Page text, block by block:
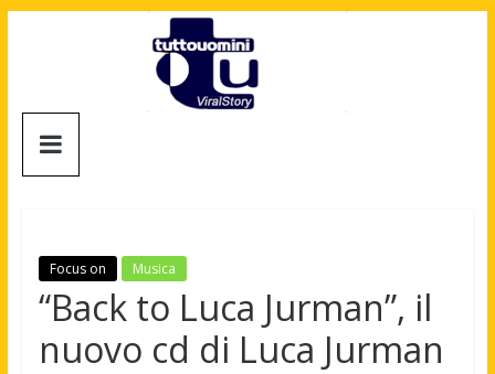
Tuttouomini
Motori,
gay
news
Focus on Musica
“Back to Luca Jurman”, il
nuovo cd di Luca Jurman